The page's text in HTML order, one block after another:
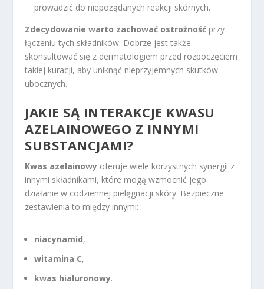
prowadzić do niepożądanych reakcji skórnych.
Zdecydowanie warto zachować ostrożność przy
łączeniu tych składników. Dobrze jest także
skonsultować się z dermatologiem przed rozpoczęciem
takiej kuracji, aby uniknąć nieprzyjemnych skutków
ubocznych.
JAKIE SĄ INTERAKCJE KWASU
AZELAINOWEGO Z INNYMI
SUBSTANCJAMI?
Kwas azelainowy oferuje wiele korzystnych synergii z
innymi składnikami, które mogą wzmocnić jego
działanie w codziennej pielęgnacji skóry. Bezpieczne
zestawienia to między innymi:
niacynamid,
witamina C,
kwas hialuronowy.